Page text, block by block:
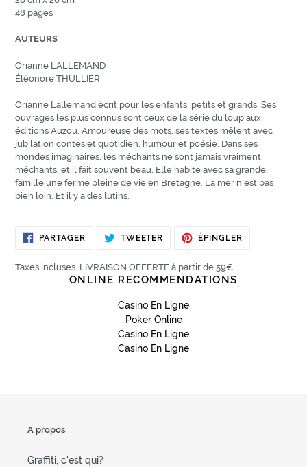
48 pages
AUTEURS
Orianne LALLEMAND
Éléonore THULLIER
Orianne Lallemand écrit pour les enfants, petits et grands. Ses
ouvrages les plus connus sont ceux de la série du loup aux
éditions Auzou. Amoureuse des mots, ses textes mêlent avec
jubilation contes et quotidien, humour et poésie. Dans ses
mondes imaginaires, les méchants ne sont jamais vraiment
méchants, et il fait souvent beau. Elle habite avec sa grande
famille une ferme pleine de vie en Bretagne. La mer n'est pas
bien loin. Et il y a des lutins.
PARTAGERPARTAGERTWEETER TWEETERÉPINGLER
Taxes incluses. LIVRAISON OFFERTE à partir de 59€
ONLINE RECOMMENDATIONS
Casino En Ligne
Poker Online
Casino En Ligne
Casino En Ligne
A propos
Graffiti, c'est qui?